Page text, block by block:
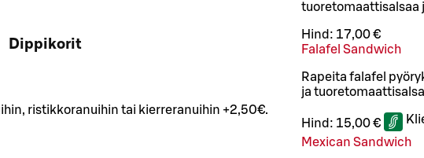
Dippikorit
ristikkoranuihin tai kierreranuihin +2,50€.
tuoretomaattisalsaa
Hind: 17,00 €
Falafel Sandwich
Rapeita falafel
ja
Hind: 15,00 €
Mexican Sandwich